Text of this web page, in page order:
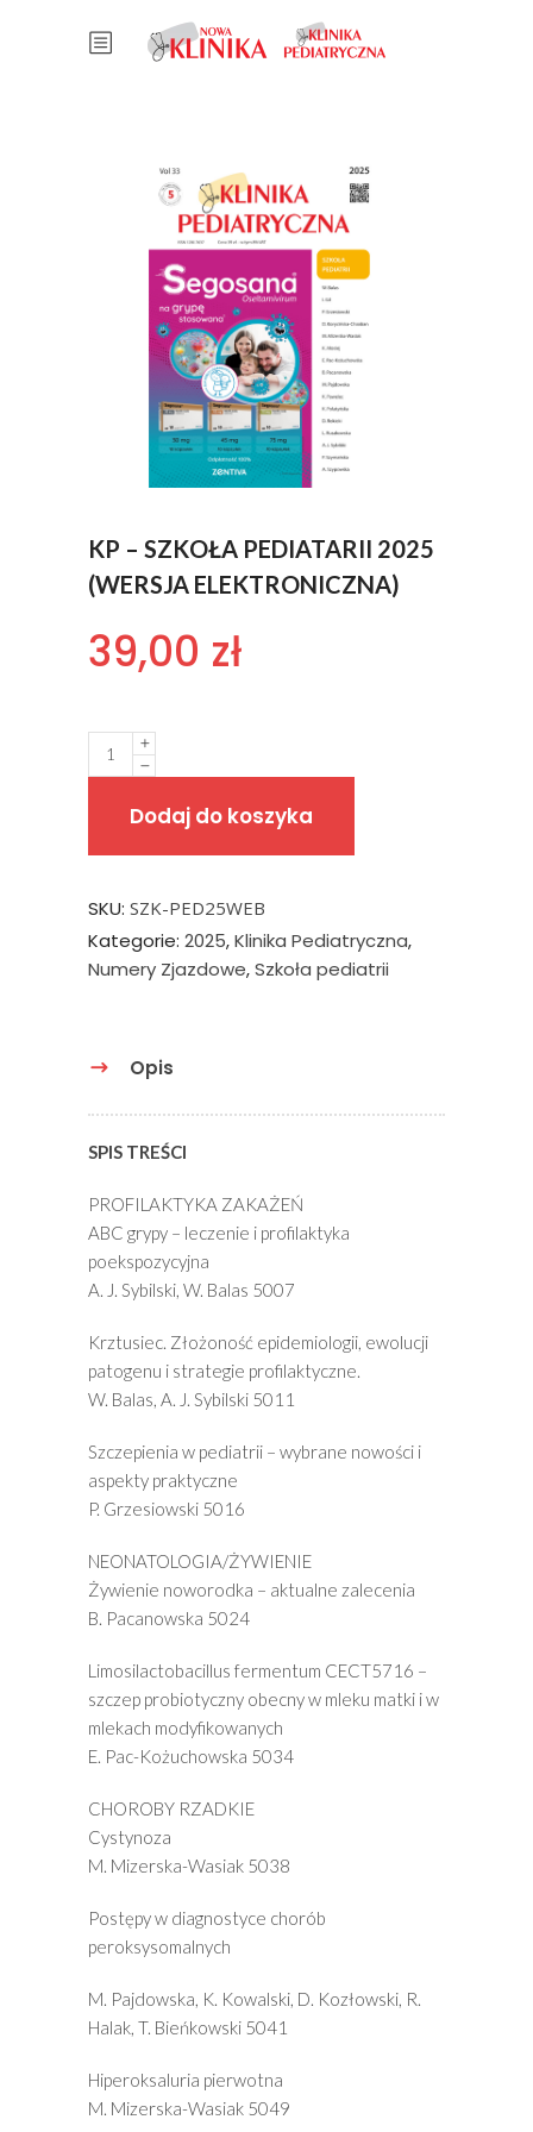
KP – SZKOŁA PEDIATARII 2025
(WERSJA ELEKTRONICZNA)
39,00 zł
Quantity
Dodaj do koszyka
SKU: SZK-PED25WEB
Kategorie: 2025,Klinika Pediatryczna,
Numery Zjazdowe,Szkoła pediatrii
Opis
SPIS TREŚCI
PROFILAKTYKA ZAKAŻEŃ
ABC grypy – leczenie i profilaktyka
poekspozycyjna
A. J. Sybilski, W. Balas 5007
Krztusiec. Złożoność epidemiologii, ewolucji
patogenu i strategie profilaktyczne.
W. Balas, A. J. Sybilski 5011
Szczepienia w pediatrii – wybrane nowości i
aspekty praktyczne
P. Grzesiowski 5016
NEONATOLOGIA/ŻYWIENIE
Żywienie noworodka – aktualne zalecenia
B. Pacanowska 5024
Limosilactobacillus fermentum CECT5716 –
szczep probiotyczny obecny w mleku matki i w
mlekach modyfikowanych
E. Pac-Kożuchowska 5034
CHOROBY RZADKIE
Cystynoza
M. Mizerska-Wasiak 5038
Postępy w diagnostyce chorób
peroksysomalnych
M. Pajdowska, K. Kowalski, D. Kozłowski, R.
Halak, T. Bieńkowski 5041
Hiperoksaluria pierwotna
M. Mizerska-Wasiak 5049